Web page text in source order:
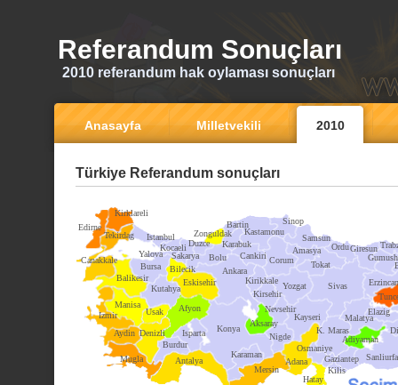
Referandum Sonuçları
2010 referandum hak oylaması sonuçları
Anasayfa Milletvekili 2010
Türkiye Referandum sonuçları
Ankara
Kirklareli
Edirne
Tekirdag
Canakkale
Balikesir
Bursa
Istanbul
Kocaeli
Sakarya
Zonguldak
Bolu
Bilecik
Eskisehir
Kutahya
Manisa
Izmir
Aydin
Mugla
Denizli
Burdur
Usak Afyon
Isparta
Antalya
Konya
Mersin
Kirsehir
Cankiri
Kastamonu
Sinop
Corum
Yozgat
Nevsehir
Nigde
Adana
Hatay
K. Maras
Kayseri
Sivas
Tokat
Amasya
Samsun
OrduGiresun
Erzincan
Malatya
Gaziantep Sanliurfa
Adiyaman
Elazig
Kirikkale
Karaman
Aksaray
Kilis
Duzce Karabuk
Bartin
Osmaniye
Yalova